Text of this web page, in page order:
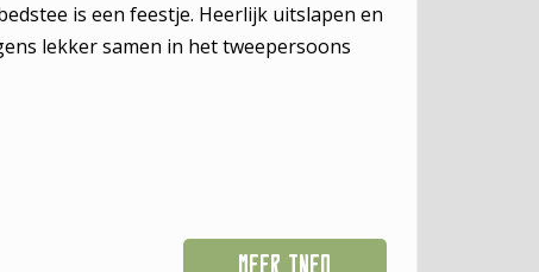
is een feestje. Heerlijk uitslapen en
lekker samen in het tweepersoons